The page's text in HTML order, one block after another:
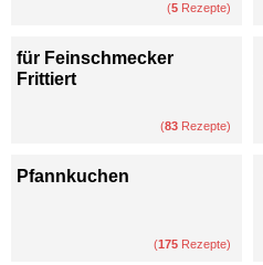
(5 Rezepte)
für Feinschmecker
Frittiert
(83 Rezepte)
Pfannkuchen
(175 Rezepte)